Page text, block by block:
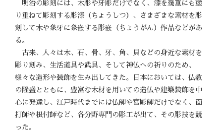
明治の彫刻には、木彫や牙彫だけでなく、漆を幾重にも塗
り重ねて彫刻する彫漆（ちょうしつ）、さまざまな素材を彫
刻して木や象牙に象嵌する彫嵌（ちょうがん）作品などがあ
る。
古来、人々は木、石、骨、牙、角、貝などの身近な素材を
彫り刻み、生活道具や武具、そして神仏への祈りのため、
様々な造形や装飾を生み出してきた。日本においては、仏教
の隆盛とともに、豊富な木材を用いての造仏や建築装飾を中
心に発達し、江戸時代までには仏師や宮彫師だけでなく、面
打師や根付師など、各分野専門の彫工が出て、その彫技を競
った。